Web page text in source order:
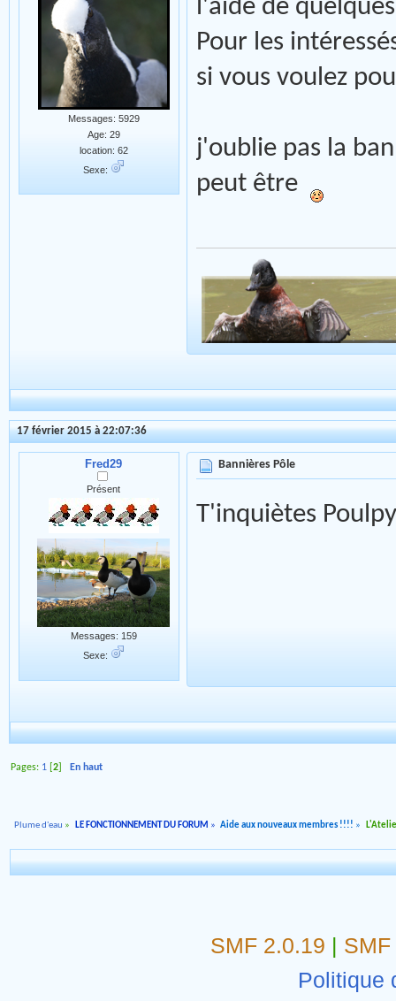
Messages: 5929
Age: 29
location: 62
Sexe:
l'aide de
Pour les
si vous voulez
j'oublie pas la
peut être
17 février 2015 à 22:07:36
Fred29
Présent
Messages: 159
Sexe:
Bannières Pôle
T'inquiètes
Pages: 1 [2 En haut
Plume d'eau » LE FONCTIONNEMENT DU FORUM » Aide aux nouveaux membres !!!! »
SMF 2.0.19 |
Politique